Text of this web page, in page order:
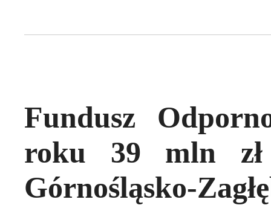
Fundusz
roku 39 mln zł
Górnośląsko-